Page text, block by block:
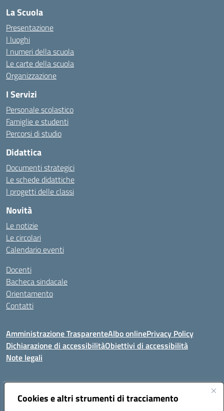
Cookies e altri strumenti di tracciamento
La Scuola
Presentazione
I luoghi
I numeri della scuola
Le carte della scuola
Organizzazione
I Servizi
Personale scolastico
Famiglie e studenti
Percorsi di studio
Didattica
Documenti strategici
Le schede didattiche
I progetti delle classi
Novità
Le notizie
Le circolari
Calendario eventi
Docenti
Bacheca sindacale
Orientamento
Contatti
Amministrazione TrasparenteAlbo onlinePrivacy Policy
Dichiarazione di accessibilitàObiettivi di accessibilità
Note legali
Indirizzo:Viale P. Togliatti snc 67039 Sulmona (AQ)